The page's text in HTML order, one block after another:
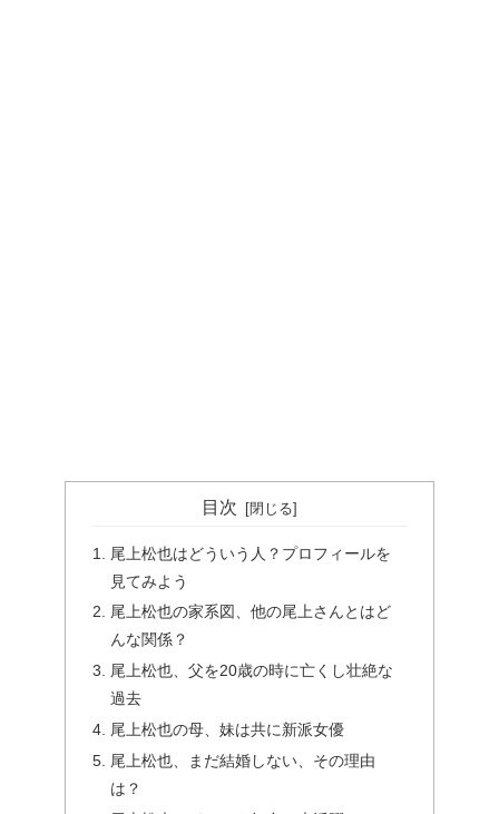
目次
尾上松也はどういう人？プロフィールを
見てみよう
尾上松也の家系図、他の尾上さんとはど
んな関係？
尾上松也、父を20歳の時に亡くし壮絶な
過去
尾上松也の母、妹は共に新派女優
尾上松也、まだ結婚しない、その理由
は？